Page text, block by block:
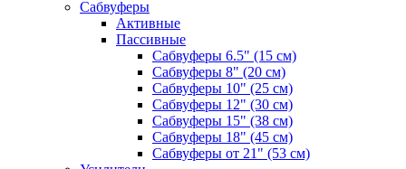
Сабвуферы
Активные
Пассивные
Сабвуферы 6.5" (15 см)
Сабвуферы 8" (20 см)
Сабвуферы 10" (25 см)
Сабвуферы 12" (30 см)
Сабвуферы 15" (38 см)
Сабвуферы 18" (45 см)
Сабвуферы от 21" (53 см)